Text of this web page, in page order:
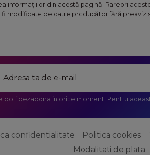
informaţiilor din acestă pagină. Rareori
modificate de catre producător fără
poti dezabona in orice moment. Pentru
confidentialitate Politica cookies
Modalitati de plata